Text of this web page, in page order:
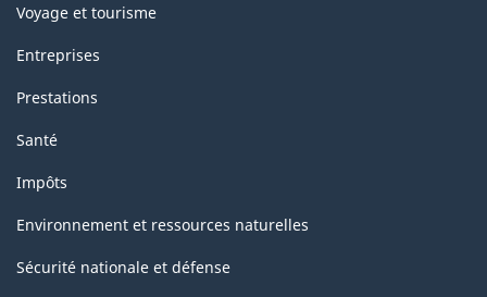
Voyage et tourisme
Entreprises
Prestations
Santé
Impôts
Environnement et ressources naturelles
Sécurité nationale et défense